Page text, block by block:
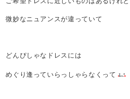
微妙なニュアンスが違っていて
どんぴしゃなドレスには
めぐり逢っていらっしゃらなくって